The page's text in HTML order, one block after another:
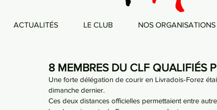
ACTUALITÉS LE CLUB NOS ORGANISATIONS
8 MEMBRES DU CLF QUALIFIÉS
Une forte délégation de courir en Livradois-Forez
dimanche dernier.
Ces deux distances officielles permettaient entre